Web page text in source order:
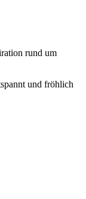
rund um
und fröhlich